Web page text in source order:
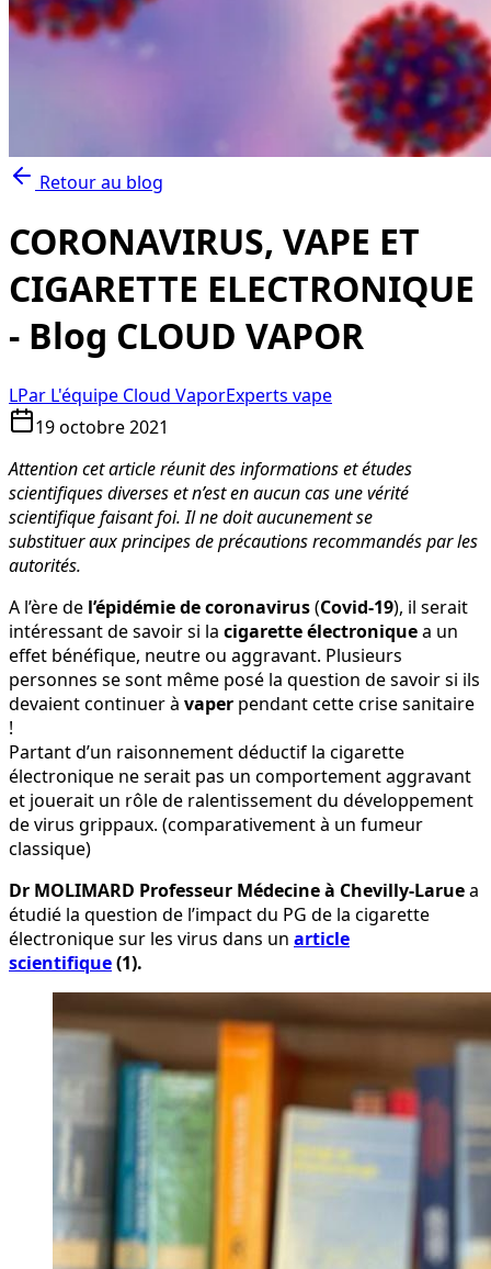
Retour au blog
CORONAVIRUS, VAPE ET
CIGARETTE ELECTRONIQUE
- Blog CLOUD VAPOR
LPar L'équipe Cloud VaporExperts vape
19 octobre 2021
Attention cet article réunit des informations et études
scientifiques diverses et n’est en aucun cas une vérité
scientifique faisant foi. Il ne doit aucunement se
substituer aux principes de précautions recommandés par les
autorités.
A l’ère de l’épidémie de coronavirus(Covid-19), il serait
intéressant de savoir si la cigarette électroniquea un
effet bénéfique, neutre ou aggravant. Plusieurs
personnes se sont même posé la question de savoir si ils
devaient continuer à vaper pendant cette crise sanitaire
!
Partant d’un raisonnement déductif la cigarette
électronique ne serait pas un comportement aggravant
et jouerait un rôle de ralentissement du développement
de virus grippaux. (comparativement à un fumeur
classique)
Dr MOLIMARD Professeur Médecine à Chevilly-Laruea
étudié la question de l’impact du PG de la cigarette
électronique sur les virus dans un article
scientifique(1).